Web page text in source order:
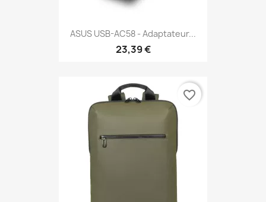
ASUS USB-AC58 - Adaptateur...
23,39 €
favorite_border